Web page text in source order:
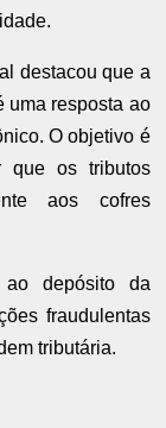
destacou que a
uma resposta ao
O objetivo é
que os tributos
aos cofres
ao depósito da
fraudulentas
tributária.